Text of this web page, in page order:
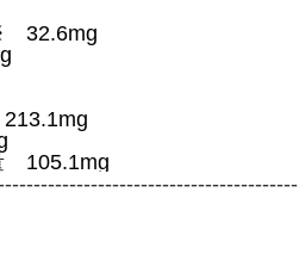
32.6mg
105.1mg